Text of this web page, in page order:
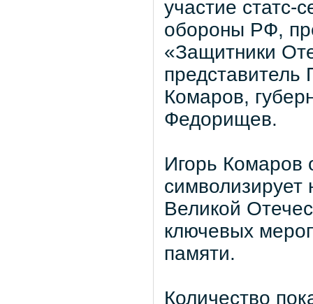
участие статс-
обороны РФ,
«Защитники
Комаров,
Федорищев.
Игорь Комаров
символизирует
Великой
ключевых
памяти.
Количество